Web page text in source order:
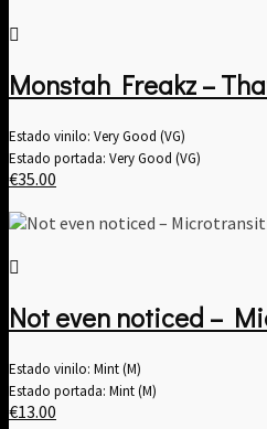
Monstah Freakz –
Estado vinilo: Very Good (VG)
Estado portada: Very Good (VG)
€35.00
Not even noticed –
Estado vinilo: Mint (M)
Estado portada: Mint (M)
€13.00